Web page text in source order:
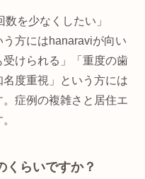
を少なくしたい」
う方にはhanaraviが向い
けられる」「重度の歯
度重視」という方には
症例の複雑さと居住エ
らいですか？